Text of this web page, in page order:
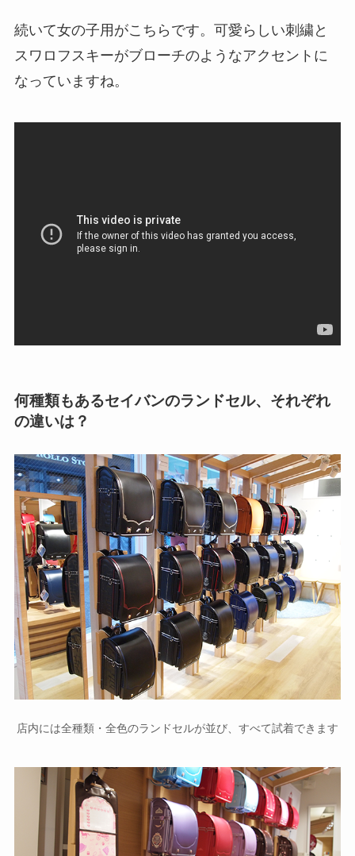
続いて女の子用がこちらです。可愛らしい刺繍と
スワロフスキーがブローチのようなアクセントに
なっていますね。
何種類もあるセイバンのランドセル、それぞれ
の違いは？
店内には全種類・全色のランドセルが並び、すべて試着できます